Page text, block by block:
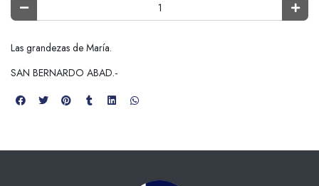
Las grandezas de María.
SAN BERNARDO ABAD.-